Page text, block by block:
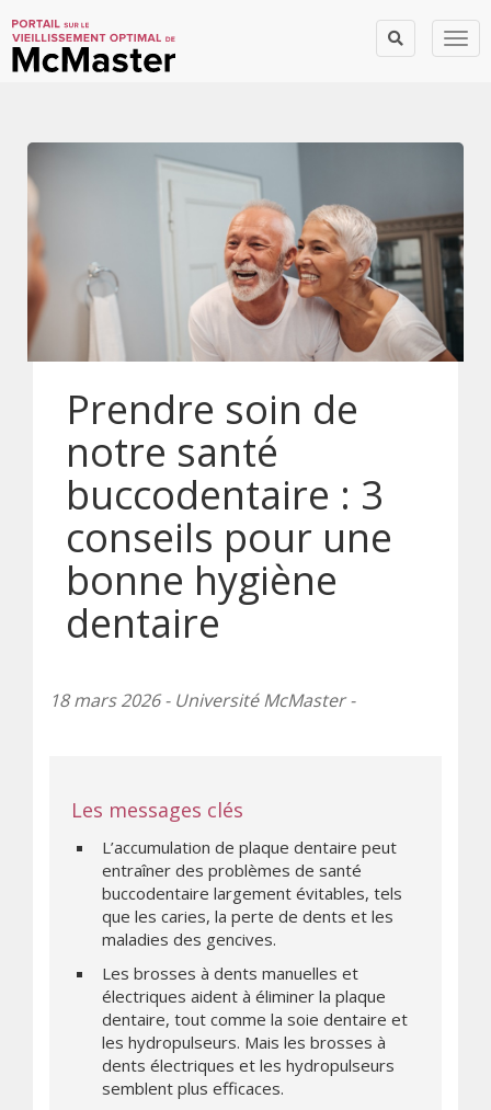
Prendre soin de
notre santé
buccodentaire : 3
conseils pour une
bonne hygiène
dentaire
18 mars 2026 - Université McMaster -
Les messages clés
L’accumulation de plaque dentaire peut
entraîner des problèmes de santé
buccodentaire largement évitables, tels
que les caries, la perte de dents et les
maladies des gencives.
Les brosses à dents manuelles et
électriques aident à éliminer la plaque
dentaire, tout comme la soie dentaire et
les hydropulseurs. Mais les brosses à
dents électriques et les hydropulseurs
semblent plus efficaces.